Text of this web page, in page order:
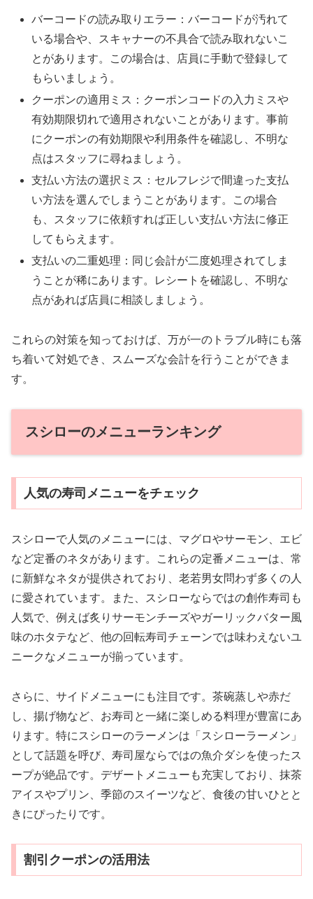
バーコードの読み取りエラー：バーコードが汚れて
いる場合や、スキャナーの不具合で読み取れないこ
とがあります。この場合は、店員に手動で登録して
もらいましょう。
クーポンの適用ミス：クーポンコードの入力ミスや
有効期限切れで適用されないことがあります。事前
にクーポンの有効期限や利用条件を確認し、不明な
点はスタッフに尋ねましょう。
支払い方法の選択ミス：セルフレジで間違った支払
い方法を選んでしまうことがあります。この場合
も、スタッフに依頼すれば正しい支払い方法に修正
してもらえます。
支払いの二重処理：同じ会計が二度処理されてしま
うことが稀にあります。レシートを確認し、不明な
点があれば店員に相談しましょう。
これらの対策を知っておけば、万が一のトラブル時にも落
ち着いて対処でき、スムーズな会計を行うことができま
す。
スシローのメニューランキング
人気の寿司メニューをチェック
スシローで人気のメニューには、マグロやサーモン、エビ
など定番のネタがあります。これらの定番メニューは、常
に新鮮なネタが提供されており、老若男女問わず多くの人
に愛されています。また、スシローならではの創作寿司も
人気で、例えば炙りサーモンチーズやガーリックバター風
味のホタテなど、他の回転寿司チェーンでは味わえないユ
ニークなメニューが揃っています。
さらに、サイドメニューにも注目です。茶碗蒸しや赤だ
し、揚げ物など、お寿司と一緒に楽しめる料理が豊富にあ
ります。特にスシローのラーメンは「スシローラーメン」
として話題を呼び、寿司屋ならではの魚介ダシを使ったス
ープが絶品です。デザートメニューも充実しており、抹茶
アイスやプリン、季節のスイーツなど、食後の甘いひとと
きにぴったりです。
割引クーポンの活用法